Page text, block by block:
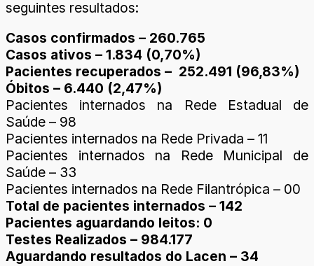
seguintes resultados:
Casos confirmados – 260.765
Casos ativos – 1.834 (0,70%)
Pacientes recuperados – 252.491 (96,83%)
Óbitos – 6.440 (2,47%)
Pacientes internados na Rede Estadual de
Saúde – 98
Pacientes internados na Rede Privada – 11
Pacientes internados na Rede Municipal de
Saúde – 33
Pacientes internados na Rede Filantrópica – 00
Total de pacientes internados – 142
Pacientes aguardando leitos: 0
Testes Realizados – 984.177
Aguardando resultados do Lacen – 34